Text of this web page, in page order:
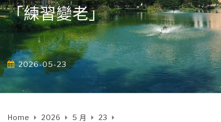
「練習變老」
2026-05-23
Home 2026 5 月
23